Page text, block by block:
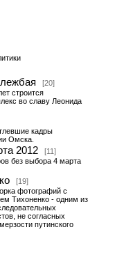
[20]
строится
во славу Леонида
кадры
Омска.
2012
[11]
без выбора 4 марта
[19]
фотографий с
Тихоненко - одним из
не согласных
путинского